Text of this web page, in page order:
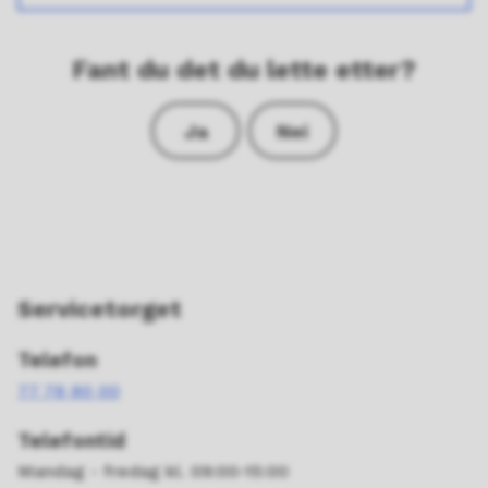
Fant du det du lette etter?
Ja Nei
Servicetorget
Telefon
77 78 80 00
Telefontid
Mandag - fredag kl. 09:00-15:00